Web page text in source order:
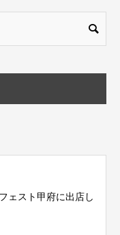
ェスト甲府に出店し